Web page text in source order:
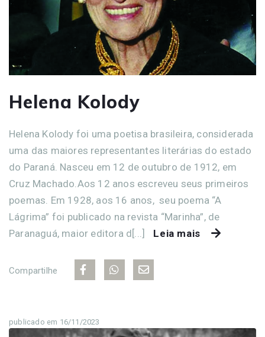
Helena Kolody
Helena Kolody foi uma poetisa brasileira, considerada
uma das maiores representantes literárias do estado
do Paraná. Nasceu em 12 de outubro de 1912, em
Cruz Machado.Aos 12 anos escreveu seus primeiros
poemas. Em 1928, aos 16 anos, seu poema “A
Lágrima” foi publicado na revista “Marinha”, de
Paranaguá, maior editora d[...]
Leia mais
Compartilhe
publicado em 16/11/2023